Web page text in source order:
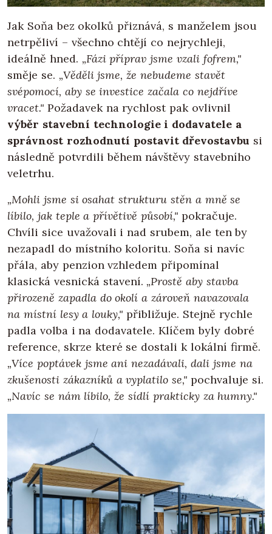
Jak Soňa bez okolků přiznává, s manželem jsou
netrpěliví – všechno chtějí co nejrychleji,
ideálně hned. „Fázi příprav jsme vzali fofrem,"
směje se. „Věděli jsme, že nebudeme stavět
svépomocí, aby se investice začala co nejdříve
vracet." Požadavek na rychlost pak ovlivnil
výběr stavební technologie i dodavatele a
správnost rozhodnutí postavit dřevostavbu si
následně potvrdili během návštěvy stavebního
veletrhu.
„Mohli jsme si osahat strukturu stěn a mně se
líbilo, jak teple a přívětivě působí," pokračuje.
Chvíli sice uvažovali i nad srubem, ale ten by
nezapadl do místního koloritu. Soňa si navíc
přála, aby penzion vzhledem připomínal
klasická vesnická stavení. „Prostě aby stavba
přirozeně zapadla do okolí a zároveň navazovala
na místní lesy a louky," přibližuje. Stejně rychle
padla volba i na dodavatele. Klíčem byly dobré
reference, skrze které se dostali k lokální firmě.
„Více poptávek jsme ani nezadávali, dali jsme na
zkušenosti zákazníků a vyplatilo se," pochvaluje si.
„Navíc se nám líbilo, že sídlí prakticky za humny."